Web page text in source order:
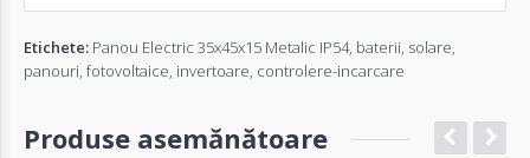
Etichete: Panou Electric 35x45x15 Metalic IP54, baterii solare
panouri fotovoltaice invertoare controlere-incarcare
Produse asemănătoare